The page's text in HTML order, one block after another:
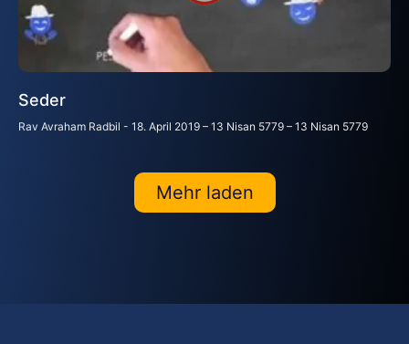
Seder
Rav Avraham Radbil 18. April 2019 – 13 Nisan 5779 – 13 Nisan 5779
Mehr laden